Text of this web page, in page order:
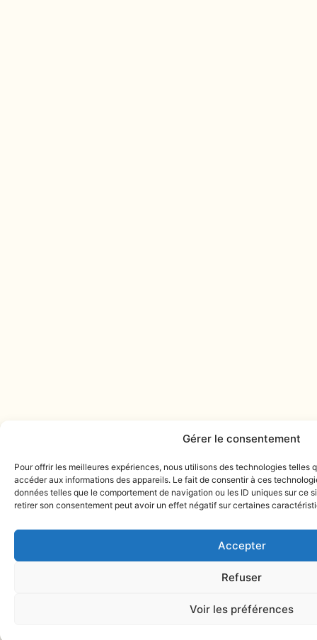
Gérer le consentement
Pour offrir les meilleures expériences, nous utilisons des technologies telles
accéder aux informations des appareils. Le fait de consentir à ces
données telles que le comportement de navigation ou les ID uniques sur ce
retirer son consentement peut avoir un effet négatif sur certaines
Accepter
Refuser
Voir les préférences